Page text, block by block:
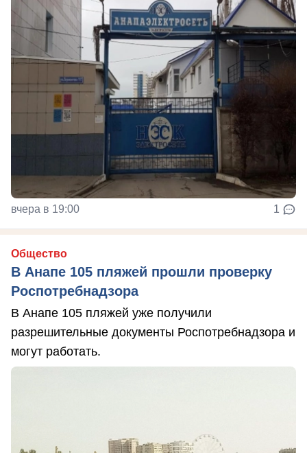
вчера в 19:00 1
Общество
В Анапе 105 пляжей прошли проверку
Роспотребнадзора
В Анапе 105 пляжей уже получили
разрешительные документы Роспотребнадзора и
могут работать.